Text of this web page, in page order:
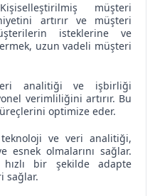
müşteri
artırır ve müşteri
isteklerine ve
uzun vadeli müşteri
analitiği ve işbirliği
verimliliğini artırır. Bu
optimize eder.
ve veri analitiği,
esnek olmalarını sağlar.
hızlı bir şekilde adapte
sağlar.